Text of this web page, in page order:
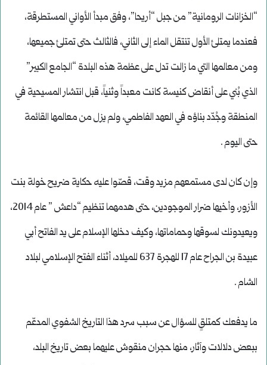
“الخزانات الرومانية” من جبل “أريحا”، وفق مبدأ الأواني المستطرقة،
فعندما يمتلئ الأول تنتقل الماء إلى الثاني، فالثالث حتى تمتلئ جميعها،
ومن معالمها التي ما زالت تدل على عظمة هذه البلدة “الجامع الكبير”
الذي بُني على أنقاض كنيسة كانت معبداً وثنياً، قبل انتشار المسيحية في
المنطقة وجُدّد بناؤه في العهد الفاطمي، ولم يزل من معالمها القائمة
حتى اليوم .
وإن كان لدى مستمعهم مزيد وقت، قصّوا عليه حكاية ضريح خولة بنت
الأزور، وأخيها ضرار الموجودين، حتى هدمهما تنظيم “داعش ” عام 2014،
ويعيدونك لسوقها وحماماتها، وكيف دخلها الإسلام على يد الفاتح أبي
عبيدة بن الجراح عام 17 للهجرة 637 للميلاد، أثناء الفتح الإسلامي لبلاد
الشام .
ما يدفعك كمتلقٍ للسؤال عن سبب سرد هذا التاريخ الشفوي المدعّم
ببعض دلالات وآثار، منها حجران منقوش عليهما بعض تاريخ البلد،